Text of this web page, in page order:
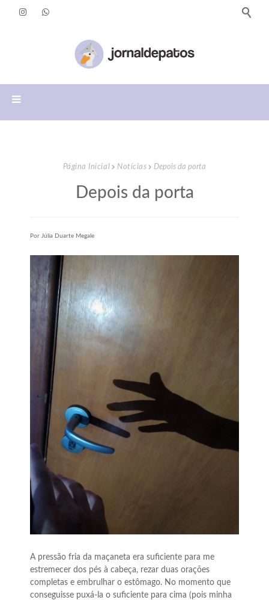
Página Inicial Notícias Depois da porta
Depois da porta
Por Júlia Duarte Megale
A pressão fria da maçaneta era suficiente para me
estremecer dos pés à cabeça, rezar duas orações
completas e embrulhar o estômago. No momento que
conseguisse puxá-la o suficiente para cima (pois minha